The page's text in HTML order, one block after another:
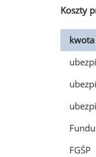
Koszty
FGŚP